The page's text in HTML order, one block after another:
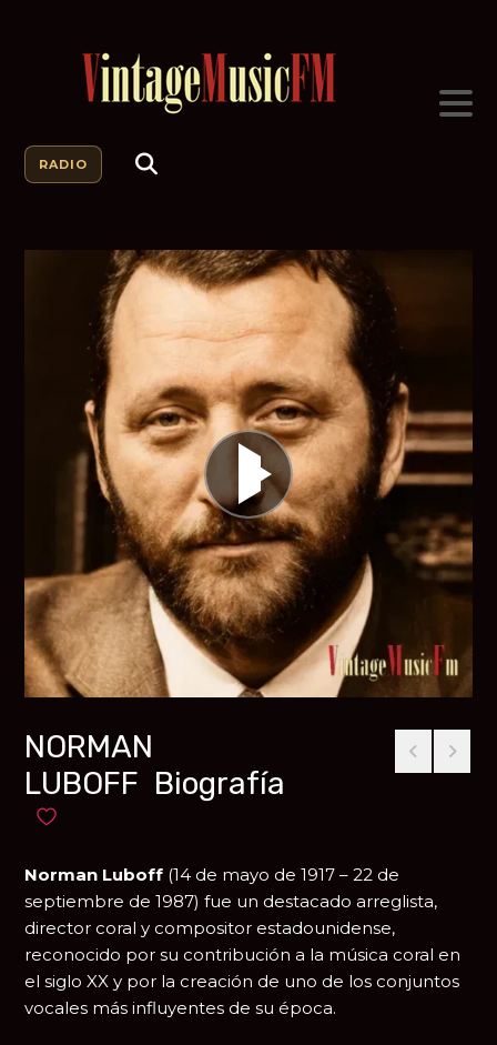
RADIO
NORMAN
LUBOFF Biografía
Añadir a favoritos
Norman Luboff (14 de mayo de 1917 – 22 de
septiembre de 1987) fue un destacado arreglista,
director coral y compositor estadounidense,
reconocido por su contribución a la música coral en
el siglo XX y por la creación de uno de los conjuntos
vocales más influyentes de su época.